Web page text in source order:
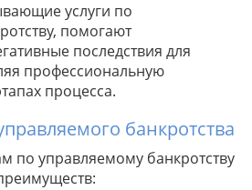
услуги по
помогают
последствия для
профессиональную
процесса.
банкротства
по управляемому банкротству